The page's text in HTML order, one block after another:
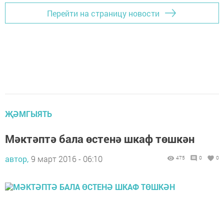
Перейти на страницу новости
ҖӘМГЫЯТЬ
Мәктәптә бала өстенә шкаф төшкән
автор, 9 март 2016 - 06:10 475 0 0